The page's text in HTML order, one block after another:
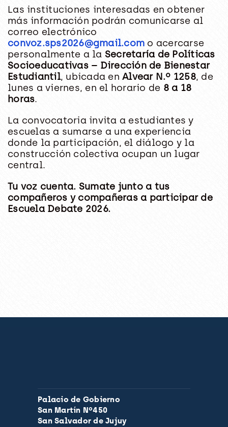
Las instituciones interesadas en obtener
más información podrán comunicarse al
correo electrónico
convoz.sps2026@gmail.com o acercarse
personalmente a la Secretaría de Políticas
Socioeducativas – Dirección de Bienestar
Estudiantil, ubicada en Alvear N.º 1258, de
lunes a viernes, en el horario de 8 a 18
horas.
La convocatoria invita a estudiantes y
escuelas a sumarse a una experiencia
donde la participación, el diálogo y la
construcción colectiva ocupan un lugar
central.
Tu voz cuenta. Sumate junto a tus
compañeros y compañeras a participar de
Escuela Debate 2026.
Palacio de Gobierno
San Martín Nº450
San Salvador de Jujuy